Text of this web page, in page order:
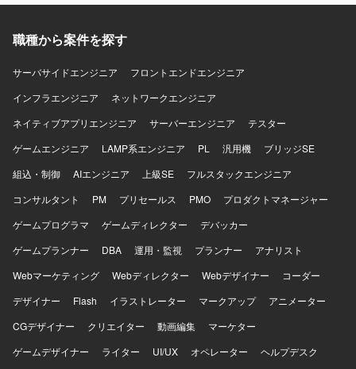
ら、主体的に課題を発見し提案や推進ができる方を求めて
リードしていただける方が望ましいです。 【ポジションの
要件整理から品質管理まで一連のプロジェクトマネジメン
ができます。ベトナムオフショア開発チームとの協業を通
じて、グローバルな開発体制でのマネジメントスキルも習
得していただけます。 【開発環境】 言語はSQL、Python、
PHP等を使用いたします。LAMP系フレームワークやAWSイ
Git、コミュニケーションツールはSlackやBacklog等を利用
いたします。開発体制はベトナムオフショア開発を併用
DWHツールを活用いたします。
職種から案件を探す
サーバサイドエンジニア
フロントエンドエンジニア
インフラエンジニア
ネットワークエンジニア
ネイティブアプリエンジニア
サーバーエンジニア
テスター
ゲームエンジニア
LAMP系エンジニア PL 汎用機
ブリッジSE
組込・制御
AIエンジニア 上級SE
フルスタックエンジニア
コンサルタント
PM プリセールス PMO
プロダクトマネージャー
ゲームプログラマ
ゲームディレクター
デバッカー
ゲームプランナー
DBA 運用・監視 プランナー
アナリスト
Webマーケティング
Webディレクター Webデザイナー
コーダー
デザイナー
Flash イラストレーター マークアップ
アニメーター
CGデザイナー
クリエイター 動画編集
マーケター
ゲームデザイナー
ライター UI/UX オペレーター
ヘルプデスク